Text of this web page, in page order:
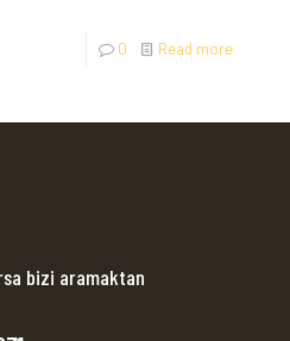
0 Read more
bizi aramaktan